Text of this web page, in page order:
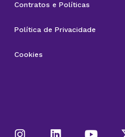
Contratos e Políticas
Política de Privacidade
Cookies